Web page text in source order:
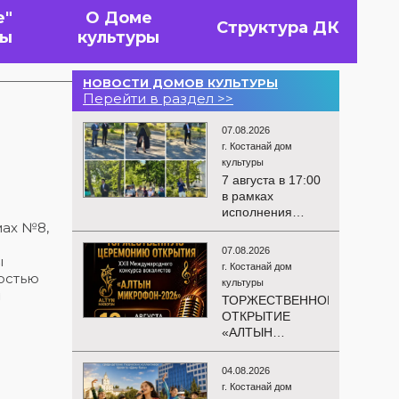
О Доме
культуры
Структура ДК
№8,
НОВОСТИ ДОМОВ КУЛЬТУРЫ
Перейти в раздел >>
07.08.2026
г. Костанай дом
культуры
7 августа в 17:00
в рамках
исполнения
показателей КРІ в
соответствии с
утверждённым
состоялся
выездной концерт
посвященной
экологической
акции «Таза
Казахстан». в
Мендыкаринский
07.08.2026
г. Костанай дом
культуры
ТОРЖЕСТВЕННОЕ
ОТКРЫТИЕ
«АЛТЫН
МИКРОФОН –
2026»
Приглашаем вас
04.08.2026
г. Костанай дом